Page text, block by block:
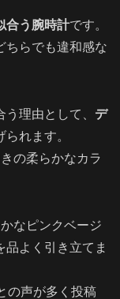
合う腕時計です。
ちらでも違和感な
理由として、 デ
られます。
の柔らかなカラ
なピンクベージ
品よく引き立てま
の声が多く投稿